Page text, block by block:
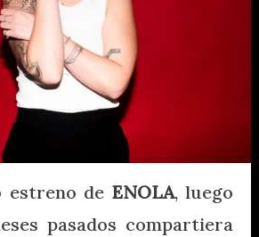
estreno de ENOLA, luego
pasados compartiera